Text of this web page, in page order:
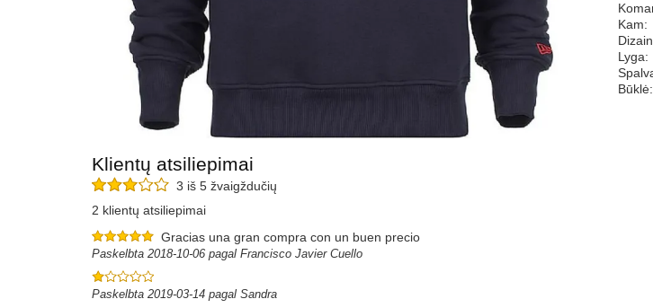
Kam:
Lyga:
Būklė:
Klientų atsiliepimai
3 iš 5 žvaigždučių
2 klientų atsiliepimai
Gracias una gran compra con un buen precio
Paskelbta 2018-10-06 pagal Francisco Javier Cuello
Paskelbta 2019-03-14 pagal Sandra